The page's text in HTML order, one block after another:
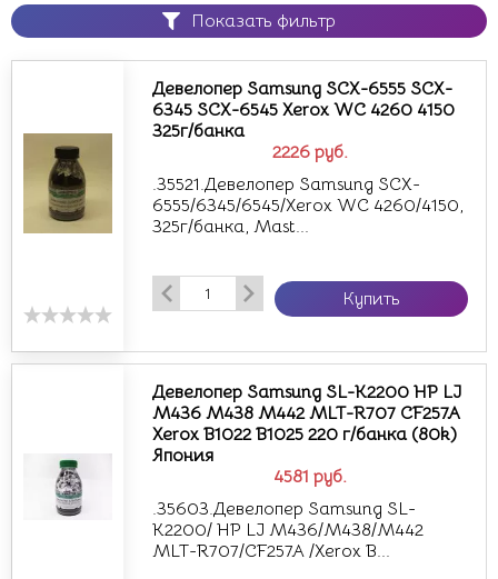
Показать фильтр
2226 руб.
Девелопер Samsung SCX-6555 SCX-
6345 SCX-6545 Xerox WC 4260 4150
325г/банка
.35521.Девелопер Samsung SCX-
6555/6345/6545/Xerox WC 4260/4150,
325г/банка, Mast...
Купить
4581 руб.
Девелопер Samsung SL-K2200 HP LJ
M436 M438 M442 MLT-R707 CF257A
Xerox B1022 B1025 220 г/банка (80k)
Япония
.35603.Девелопер Samsung SL-
K2200/ HP LJ M436/M438/M442
MLT-R707/CF257A /Xerox B...